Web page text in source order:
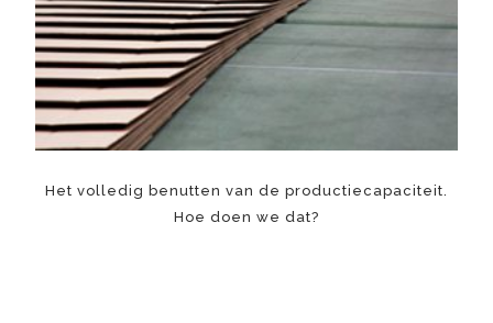
Het volledig benutten van de productiecapaciteit.
Hoe doen we dat?